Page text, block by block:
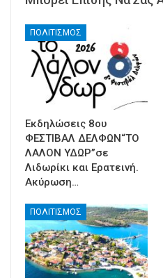
ΠΟΛΙΤΙΣΜΟΣ
Εκδηλώσεις 8ου
ΦΕΣΤΙΒΑΛ ΔΕΛΦΩΝ“ΤΟ
ΛΑΛΟΝ ΥΔΩΡ”σε
Λιδωρίκι και Ερατεινή.
Ακύρωση…
ΠΟΛΙΤΙΣΜΟΣ